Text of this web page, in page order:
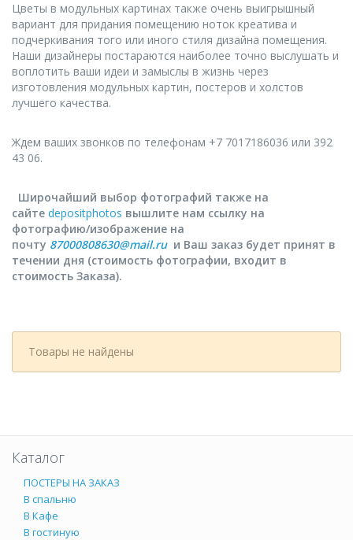
Цветы в модульных картинах также очень выигрышный
вариант для придания помещению ноток креатива и
подчеркивания того или иного стиля дизайна помещения.
Наши дизайнеры постараются наиболее точно выслушать и
воплотить ваши идеи и замыслы в жизнь через
изготовления модульных картин, постеров и холстов
лучшего качества.
Ждем ваших звонков по телефонам +7 7017186036 или 392
43 06.
Широчайший выбор фотографий также на
сайте depositphotos вышлите нам ссылку на
фотографию/изображение на
почту 87000808630@mail.ru и Ваш заказ будет принят в
течении дня (стоимость фотографии, входит в
стоимость Заказа).
Товары не найдены
Каталог
ПОСТЕРЫ НА ЗАКАЗ
В спальню
В Кафе
В гостиную